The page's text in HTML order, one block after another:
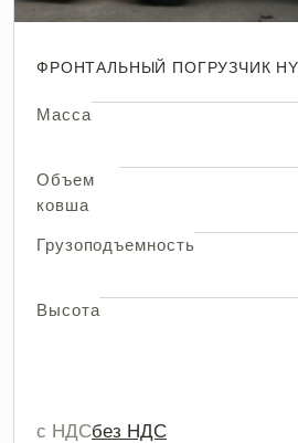
ФРОНТАЛЬНЫЙ ПОГРУЗЧИК
Масса
Объем
ковша
Грузоподъемность
Высота
с НДСбез НДС